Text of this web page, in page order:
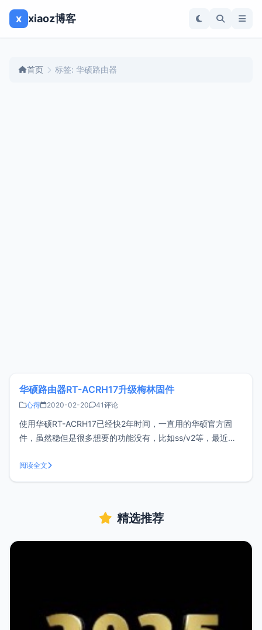
x xiaoz博客
首页 标签: 华硕路由器
华硕路由器RT-ACRH17升级梅林固件
心得 2020-02-20 41评论
使用华硕RT-ACRH17已经快2年时间，一直用的华硕官方固
件，虽然稳但是很多想要的功能没有，比如ss/v2等，最近在
走起。华硕官方固件与梅林固件的区别？华硕官方固件和梅林
固件界面几乎一样，华硕官方固件是开源的，于是梅林固件在
阅读全文
精选推荐